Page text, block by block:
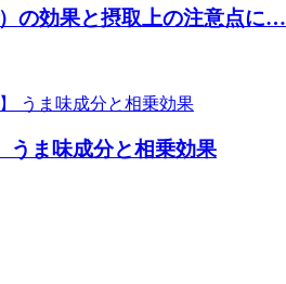
の効果と摂取上の注意点に…
うま味成分と相乗効果